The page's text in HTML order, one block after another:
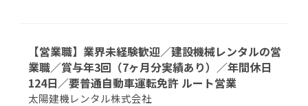
【営業職】業界未経験歓迎／建設機械レンタルの営
業職／賞与年3回（7ヶ月分実績あり）／年間休日
124日／要普通自動車運転免許 ルート営業
太陽建機レンタル株式会社